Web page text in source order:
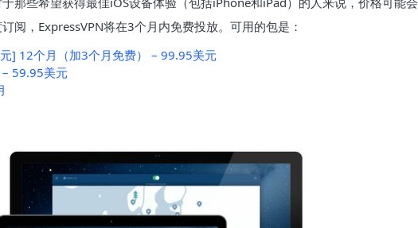
阅，ExpressVPN将在3个月内免费投放。可用的包是：
] 12个月（加3个月免费） – 99.95美元
59.95美元